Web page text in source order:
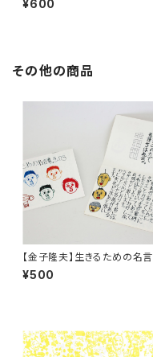
¥600
その他の商品
【金子隆夫】生きるための名言
集。その３
¥500